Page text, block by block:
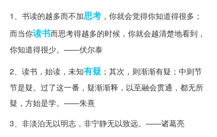
1、书读的越多而不加思考 ，你就会觉得你知道得很多；
而当你读书而思考得越多的时候，你就会越清楚地看到，
你知道得很少。——伏尔泰
2、读书，始读，未知有疑 ；其次，则渐渐有疑；中则节
节是疑。过了这一番，疑渐渐释，以至融会贯通，都无所
疑，方始是学。——朱熹
3、非淡泊无以明志，非宁静无以致远。——诸葛亮